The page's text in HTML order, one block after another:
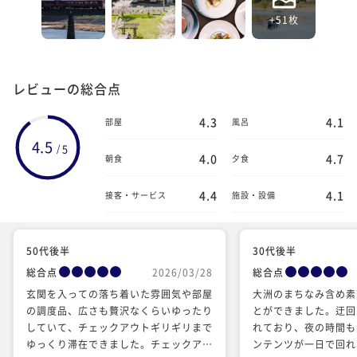
+51枚
レビューの総合点
4.5 /5
部屋 4.3 風呂 4.1
朝食 4.0 夕食 4.7
接客・サービス 4.4 施設・設備 4.1
50代後半
総合点
2026/03/28
玄関を入っての落ち着いた雰囲気や部屋
の調度品、広さも贅沢なくらいゆったり
していて、チェックアウトギリギリまで
ゆっくり滞在できました。チェックアウ
30代後半
総合点
大洲のまちなみ含め
とができました。迂
れており、夜の時間
ンテンツが一日で回